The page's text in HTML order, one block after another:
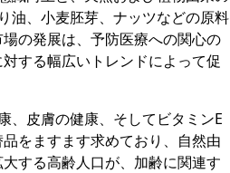
油、小麦胚芽、ナッツなどの原料
の発展は、予防医療への関心の
する幅広いトレンドによって促
、皮膚の健康、そしてビタミンE
をますます求めており、自然由
する高齢人口が、加齢に関連す